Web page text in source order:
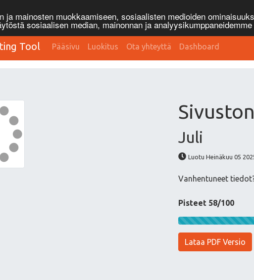
ja mainosten muokkaamiseen, sosiaalisten medioiden
sosiaalisen median, mainonnan ja
Tool Pääsivu Luokitus Ota yhteyttä Dashboard
Juli
Luotu Heinäkuu 05
Vanhentuneet
Pisteet 58/100
Lataa PDF Versio